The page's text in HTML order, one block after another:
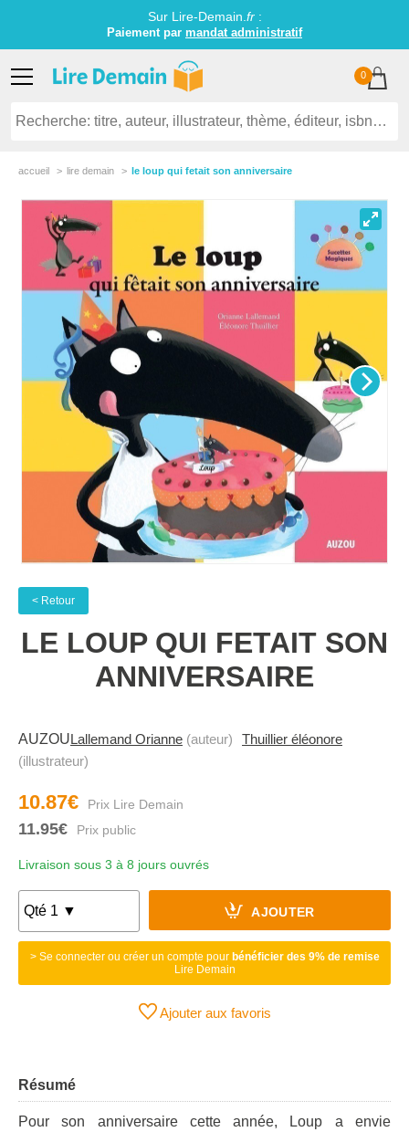
Sur Lire-Demain. fr:
Paiement par mandat administratif
0
accueil lire demain le loup qui fetait son anniversaire
< Retour
LE LOUP QUI FETAIT SON
ANNIVERSAIRE
AUZOULallemand Orianne (auteur)
Thuillier éléonore
(illustrateur)
10.87€
11.95€
Livraison sous 3 à 8 jours ouvrés
AJOUTER
> Se connecter ou créer un compte pour bénéficier des 9% de remise
Lire Demain
Ajouter aux favoris
Résumé
Pour son anniversaire cette année, Loup a envie